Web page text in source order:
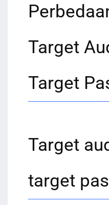
Target
Target
Target
target